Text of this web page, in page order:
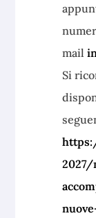
mail
Si